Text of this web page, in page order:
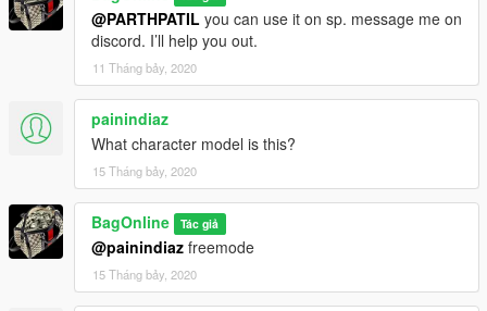
@PARTHPATIL you can use it on sp. message me on
discord. I’ll help you out.
11 Tháng bảy, 2020
painindiaz
What character model is this?
15 Tháng bảy, 2020
BagOnline Tác giả
@painindiaz freemode
15 Tháng bảy, 2020